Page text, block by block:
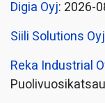
Digia Oyj: 2026-
Siili Solutions Oyj
Reka Industrial